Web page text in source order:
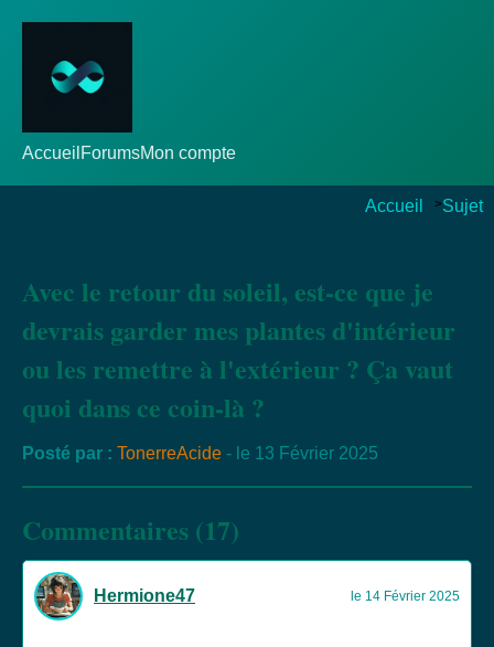
Accueil ForumsMon compte
Accueil >Sujet
Avec le retour du soleil, est-ce que je
devrais garder mes plantes d'intérieur
ou les remettre à l'extérieur ? Ça vaut
quoi dans ce coin-là ?
Posté par : TonerreAcide - le 13 Février 2025
Commentaires (17)
Hermione47 le 14 Février 2025